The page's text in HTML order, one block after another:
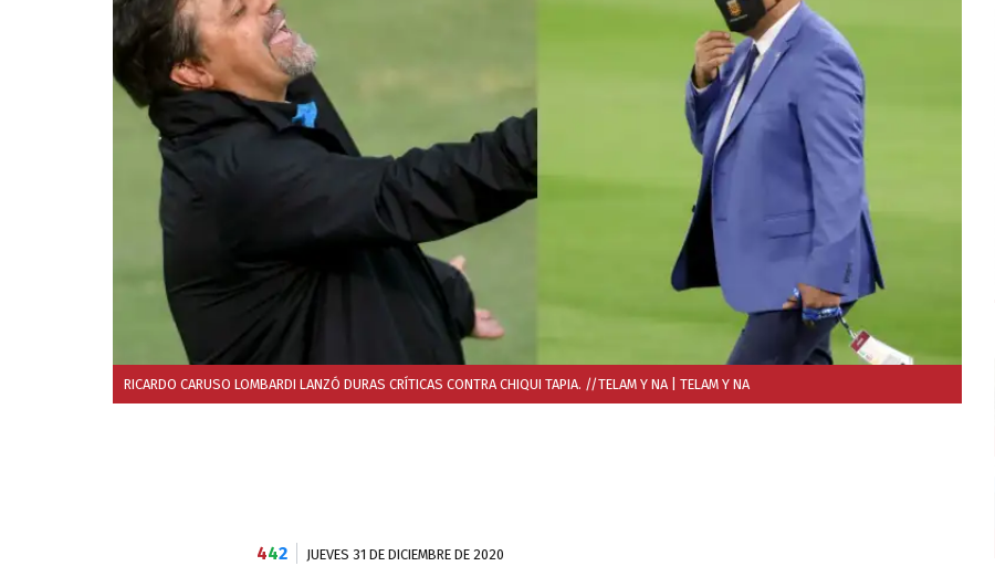
RICARDO CARUSO LOMBARDI LANZÓ DURAS CRÍTICAS CONTRA CHIQUI TAPIA. //TELAM Y NA | TELAM Y NA
442 JUEVES 31 DE DICIEMBRE DE 2020